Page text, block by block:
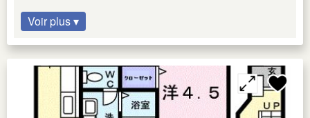
Voir plus ▾